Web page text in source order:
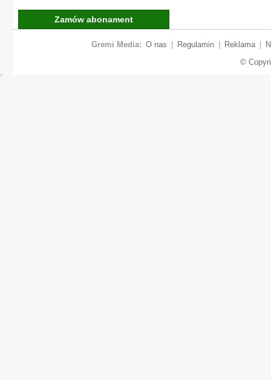
Zamów abonament
Gremi Media: O nas Regulamin Reklama
©